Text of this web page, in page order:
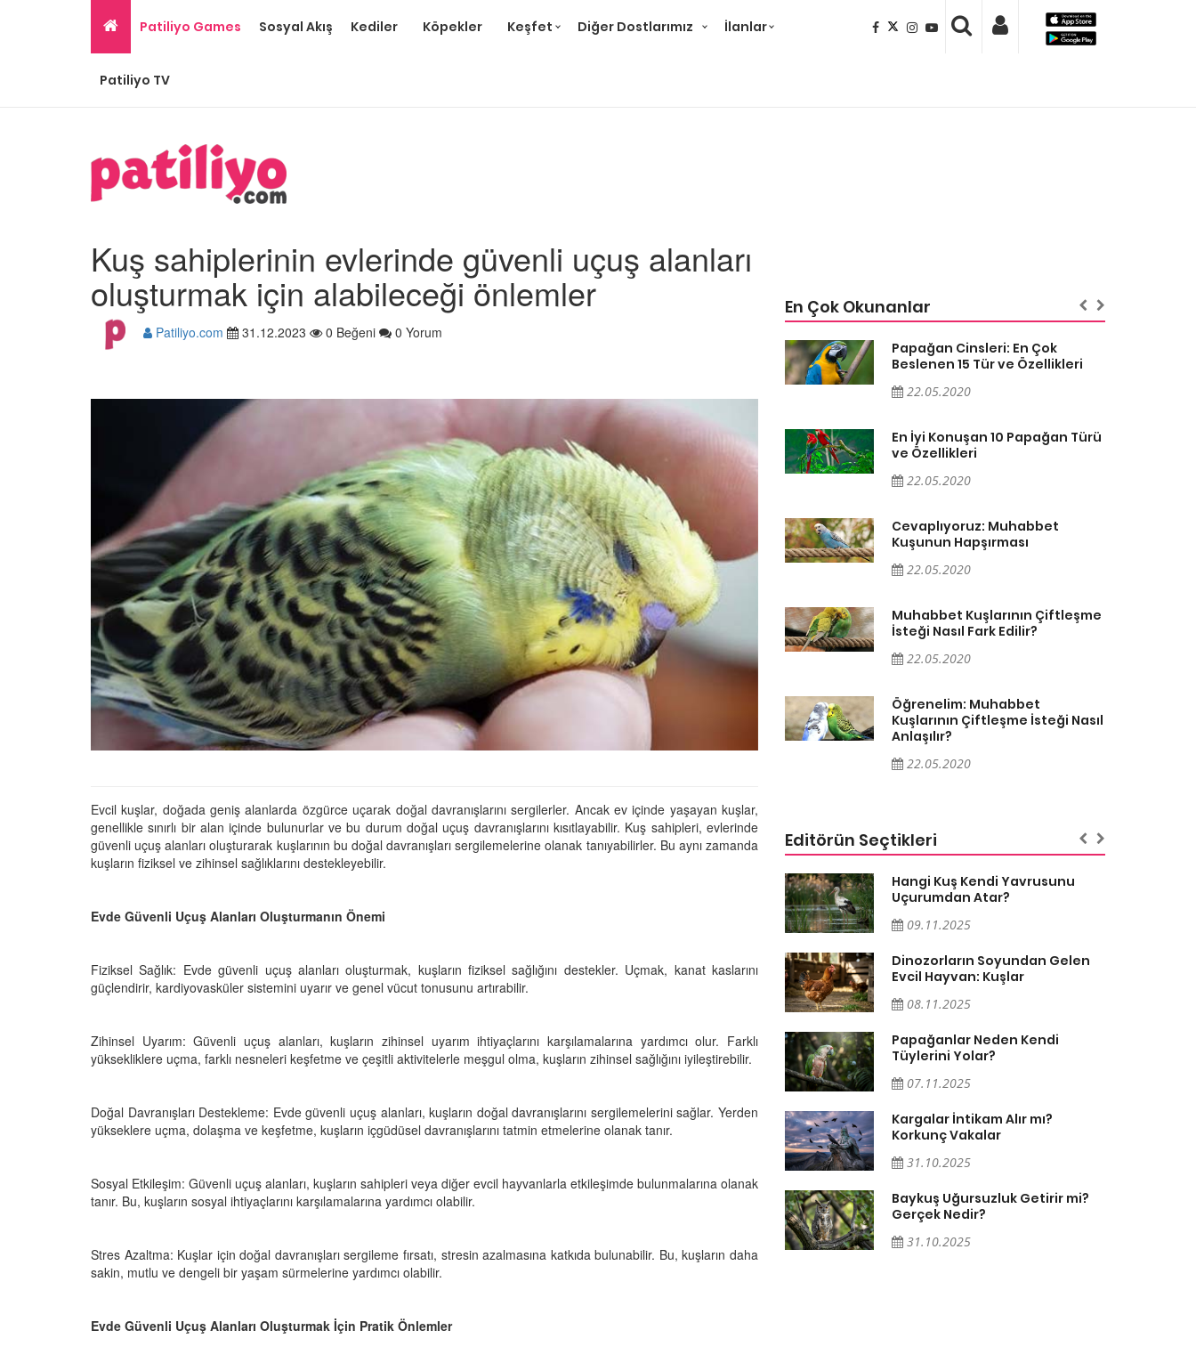
Patiliyo Games Sosyal Akış Kediler Köpekler Keşfet Diğer Dostlarımız İlanlar
Patiliyo TV
Kuş sahiplerinin evlerinde güvenli uçuş alanları
oluşturmak için alabileceği önlemler
Patiliyo.com 31.12.2023 0 Beğeni 0 Yorum
Evcil kuşlar, doğada geniş alanlarda özgürce uçarak doğal davranışlarını sergilerler. Ancak ev içinde yaşayan kuşlar,
genellikle sınırlı bir alan içinde bulunurlar ve bu durum doğal uçuş davranışlarını kısıtlayabilir. Kuş sahipleri, evlerinde
güvenli uçuş alanları oluşturarak kuşlarının bu doğal davranışları sergilemelerine olanak tanıyabilirler. Bu aynı zamanda
kuşların fiziksel ve zihinsel sağlıklarını destekleyebilir.
Evde Güvenli Uçuş Alanları Oluşturmanın Önemi
Fiziksel Sağlık: Evde güvenli uçuş alanları oluşturmak, kuşların fiziksel sağlığını destekler. Uçmak, kanat kaslarını
güçlendirir, kardiyovasküler sistemini uyarır ve genel vücut tonusunu artırabilir.
Zihinsel Uyarım: Güvenli uçuş alanları, kuşların zihinsel uyarım ihtiyaçlarını karşılamalarına yardımcı olur. Farklı
yüksekliklere uçma, farklı nesneleri keşfetme ve çeşitli aktivitelerle meşgul olma, kuşların zihinsel sağlığını iyileştirebilir.
Doğal Davranışları Destekleme: Evde güvenli uçuş alanları, kuşların doğal davranışlarını sergilemelerini sağlar. Yerden
yükseklere uçma, dolaşma ve keşfetme, kuşların içgüdüsel davranışlarını tatmin etmelerine olanak tanır.
Sosyal Etkileşim: Güvenli uçuş alanları, kuşların sahipleri veya diğer evcil hayvanlarla etkileşimde bulunmalarına olanak
tanır. Bu, kuşların sosyal ihtiyaçlarını karşılamalarına yardımcı olabilir.
Stres Azaltma: Kuşlar için doğal davranışları sergileme fırsatı, stresin azalmasına katkıda bulunabilir. Bu, kuşların daha
sakin, mutlu ve dengeli bir yaşam sürmelerine yardımcı olabilir.
Evde Güvenli Uçuş Alanları Oluşturmak İçin Pratik Önlemler
En Çok Okunanlar
En İyi Konuşan 10 Papağan Türü
22.05.2020
Cevaplıyoruz: Muhabbet
Kuşunun Hapşırması
22.05.2020
Muhabbet Kuşlarının Çiftleşme
İsteği Nasıl Fark Edilir?
22.05.2020
Öğrenelim: Muhabbet
Kuşlarının Çiftleşme İsteği Nasıl
Anlaşılır?
En İyi Konuşan 10 Papağan Türü
ve Özellikleri
22.05.2020
Cevaplıyoruz: Muhabbet
Kuşunun Hapşırması
22.05.2020
Muhabbet Kuşlarının Çiftleşme
İsteği Nasıl Fark Edilir?
22.05.2020
Öğrenelim: Muhabbet
Kuşlarının Çiftleşme İsteği Nasıl
Papağan Cinsleri: En Çok
Beslenen 15 Tür ve Özellikleri
22.05.2020
En İyi Konuşan 10 Papağan Türü
ve Özellikleri
22.05.2020
Cevaplıyoruz: Muhabbet
Kuşunun Hapşırması
22.05.2020
Muhabbet Kuşlarının Çiftleşme
İsteği Nasıl Fark Edilir?
22.05.2020
Öğrenelim: Muhabbet
Kuşlarının Çiftleşme İsteği Nasıl
Anlaşılır?
22.05.2020
Editörün Seçtikleri
Kuşlarla
Kartallar ve
Stratejileri ve
Yolculuk Nasıl Gerçekleşir?
Güvercinler Neden Yön
Bulmada Ustadır?
Baykuşların Gece Görüşü:
Sessiz Avcıların Sırrı
Karga ve Kuzgunların Zekâsı:
15.09.2025
Kilometrelik Yolculuğu
15.09.2025
Kartalların Avlanma Stratejileri:
Uçuş Rekorları: En Yükseğe, En
Uzağa, En Uzun Süre Uçabilen
29.08.2025
28.08.2025
Oluşur? Bilimsel Açıklama
Hangi Kuş Kendi Yavrusunu
Uçurumdan Atar?
09.11.2025
Dinozorların Soyundan Gelen
Evcil Hayvan: Kuşlar
08.11.2025
Papağanlar Neden Kendi
Tüylerini Yolar?
07.11.2025
Kargalar İntikam Alır mı?
Korkunç Vakalar
31.10.2025
Baykuş Uğursuzluk Getirir mi?
Gerçek Nedir?
31.10.2025